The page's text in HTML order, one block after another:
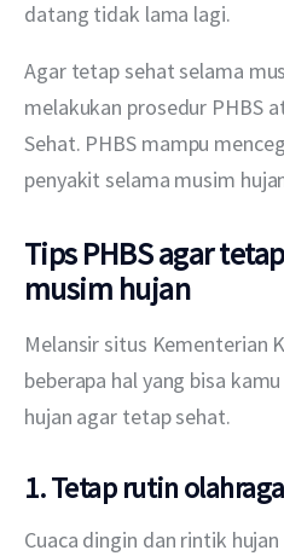
datang tidak lama lagi.
Agar tetap sehat selama
melakukan prosedur PHBS
Sehat. PHBS mampu
penyakit selama musim
Tips PHBS agar
musim hujan
Melansir situs Kementerian
beberapa hal yang bisa
hujan agar tetap sehat.
1. Tetap rutin olahraga
Cuaca dingin dan rintik